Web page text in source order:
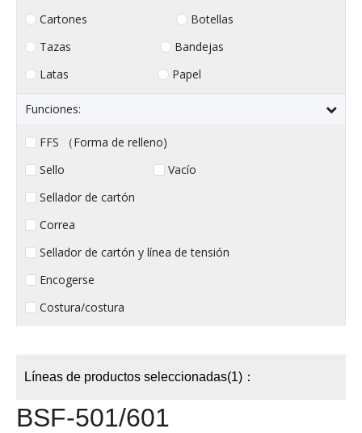
Cartones
Botellas
Tazas
Bandejas
Latas
Papel
Funciones:
FFS （Forma de relleno)
Sello
Vacío
Sellador de cartón
Correa
Sellador de cartón y línea de tensión
Encogerse
Costura/costura
Líneas de productos seleccionadas(1)：
BSF-501/601